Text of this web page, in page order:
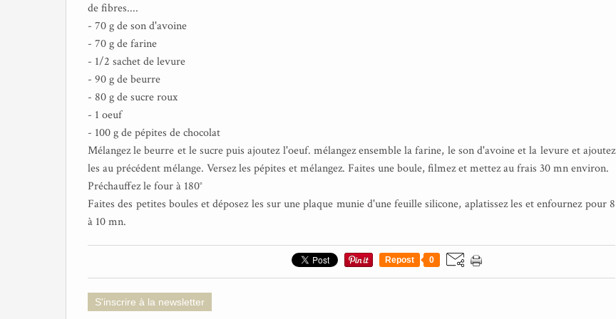
de fibres....
- 70 g de son d'avoine
- 70 g de farine
- 1/2 sachet de levure
- 90 g de beurre
- 80 g de sucre roux
- 1 oeuf
- 100 g de pépites de chocolat
Mélangez le beurre et le sucre puis ajoutez l'oeuf. mélangez ensemble la farine, le son d'avoine et la levure et ajoutez
les au précédent mélange. Versez les pépites et mélangez. Faites une boule, filmez et mettez au frais 30 mn environ.
Préchauffez le four à 180°
Faites des petites boules et déposez les sur une plaque munie d'une feuille silicone, aplatissez les et enfournez pour 8
à 10 mn.
Repost 0
S'inscrire à la newsletter